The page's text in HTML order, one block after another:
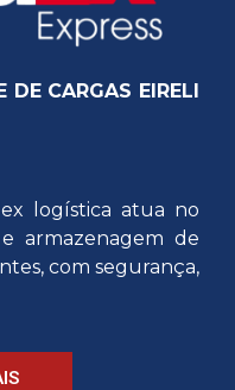
DE CARGAS EIRELI
logística atua no
armazenagem de
com segurança,